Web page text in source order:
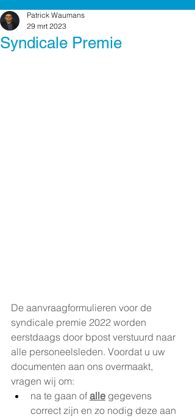
Syndicale Premie
Patrick Waumans
29 mrt 2023
De aanvraagformulieren voor de
syndicale premie 2022 worden
eerstdaags door bpost verstuurd naar
alle personeelsleden. Voordat u uw
documenten aan ons overmaakt,
vragen wij om:
na te gaan of alle gegevens
correct zijn en zo nodig deze aan